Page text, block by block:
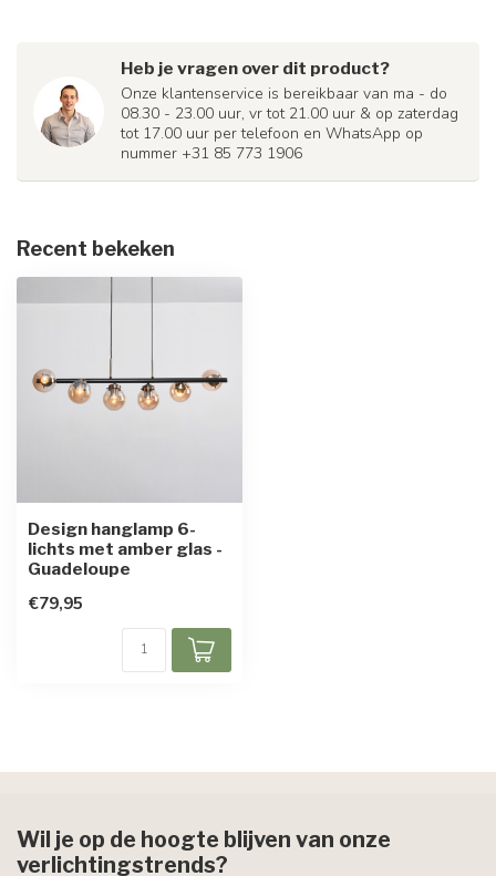
Heb je vragen over dit product?
Onze klantenservice is bereikbaar van ma - do
08.30 - 23.00 uur, vr tot 21.00 uur & op zaterdag
tot 17.00 uur per telefoon en WhatsApp op
nummer +31 85 773 1906
Recent bekeken
Design hanglamp 6-
lichts met amber glas -
Guadeloupe
€79,95
Wil je op de hoogte blijven van onze
verlichtingstrends?